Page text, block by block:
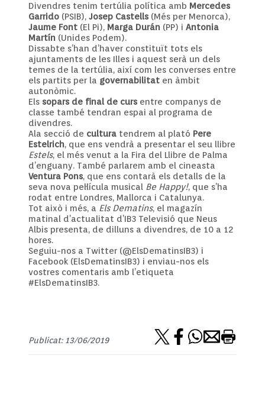
Divendres tenim tertúlia política amb Mercedes
Garrido (PSIB), Josep Castells (Més per Menorca),
Jaume Font (El Pi), Marga Durán (PP) i Antonia
Martín (Unides Podem).
Dissabte s’han d’haver constituït tots els
ajuntaments de les Illes i aquest serà un dels
temes de la tertúlia, així com les converses entre
els partits per la governabilitat en àmbit
autonòmic.
Els sopars de final de curs entre companys de
classe també tendran espai al programa de
divendres.
Ala secció de cultura tendrem al plató Pere
Estelrich, que ens vendrà a presentar el seu llibre
Estels, el més venut a la Fira del Llibre de Palma
d’enguany. També parlarem amb el cineasta
Ventura Pons, que ens contarà els detalls de la
seva nova pel·lícula musical Be Happy!, que s’ha
rodat entre Londres, Mallorca i Catalunya.
Tot això i més, a Els Dematins, el magazín
matinal d’actualitat d’IB3 Televisió que Neus
Albis presenta, de dilluns a divendres, de 10 a 12
hores.
Seguiu-nos a Twitter (@ElsDematinsIB3) i
Facebook (ElsDematinsIB3) i enviau-nos els
vostres comentaris amb l’etiqueta
#ElsDematinsIB3.
Publicat: 13/06/2019